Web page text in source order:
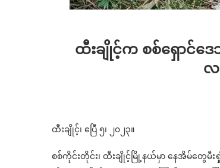
ထီးချိုင့်က စစ်ရှောင်ဒေ
လ
ထီးချိုင့်၊ ဧပြီ ၅၊ ၂၀၂၃။
စစ်ကိုင်းတိုင်း၊ ထီးချိုင့်မြို့နယ်မှာ နေအိမ်တွေမီး